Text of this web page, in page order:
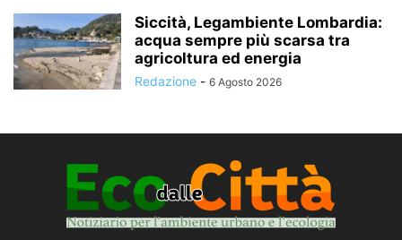
Siccità, Legambiente Lombardia:
acqua sempre più scarsa tra
agricoltura ed energia
Redazione - 6 Agosto 2026